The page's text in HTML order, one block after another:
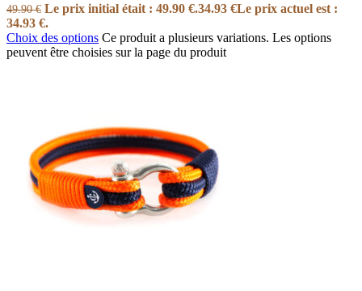
49.90€ Le prix initial était : 49.90 €.34.93 €Le prix actuel est :
34.93 €.
Choix des options Ce produit a plusieurs variations. Les options
peuvent être choisies sur la page du produit